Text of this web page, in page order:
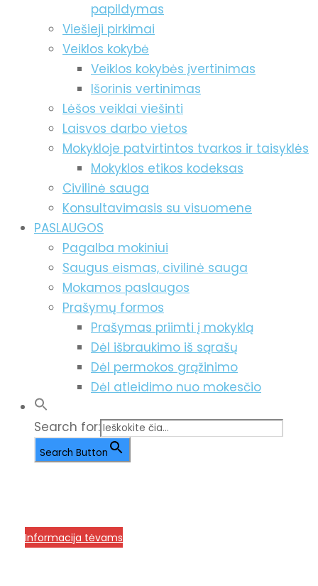
papildymas
Viešieji pirkimai
Veiklos kokybė
Veiklos kokybės įvertinimas
Išorinis vertinimas
Lėšos veiklai viešinti
Laisvos darbo vietos
Mokykloje patvirtintos tvarkos ir taisyklės
Mokyklos etikos kodeksas
Civilinė sauga
Konsultavimasis su visuomene
PASLAUGOS
Pagalba mokiniui
Saugus eismas, civilinė sauga
Mokamos paslaugos
Prašymų formos
Prašymas priimti į mokyklą
Dėl išbraukimo iš sąrašų
Dėl permokos grąžinimo
Dėl atleidimo nuo mokesčio
Search for:
Search Button
Informacija tėvams